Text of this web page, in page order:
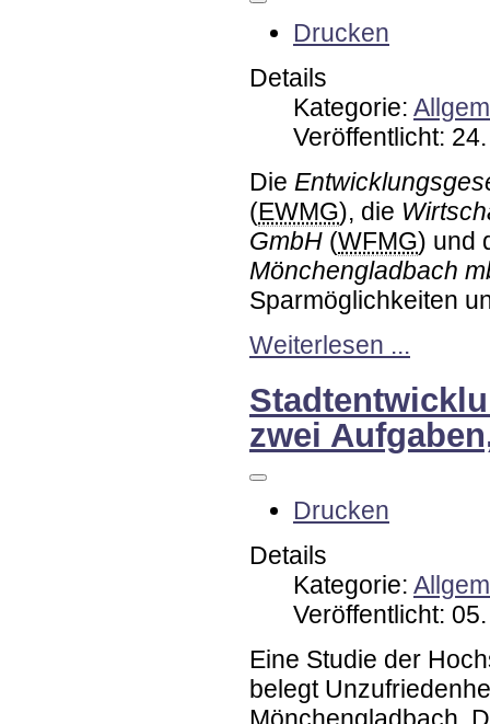
Drucken
Details
Kategorie:
Veröffentlicht:
Die
(EWMG), die
GmbH (WFMG) und
Mönchengladbach
Sparmöglichkeiten
Weiterlesen ...
zwei
Drucken
Details
Kategorie:
Veröffentlicht:
Eine Studie der
belegt